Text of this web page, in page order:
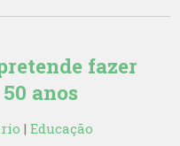
fazer
anos
|Educação